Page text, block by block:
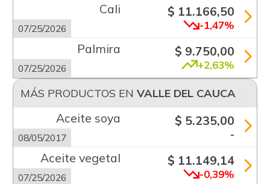
Cali
07/25/2026
$ 11.166,50
-1,47%
Palmira
07/25/2026
$ 9.750,00
+2,63%
MÁS PRODUCTOS EN VALLE DEL CAUCA
Aceite soya
08/05/2017
$ 5.235,00
-
Aceite vegetal
07/25/2026
$ 11.149,14
-0,39%